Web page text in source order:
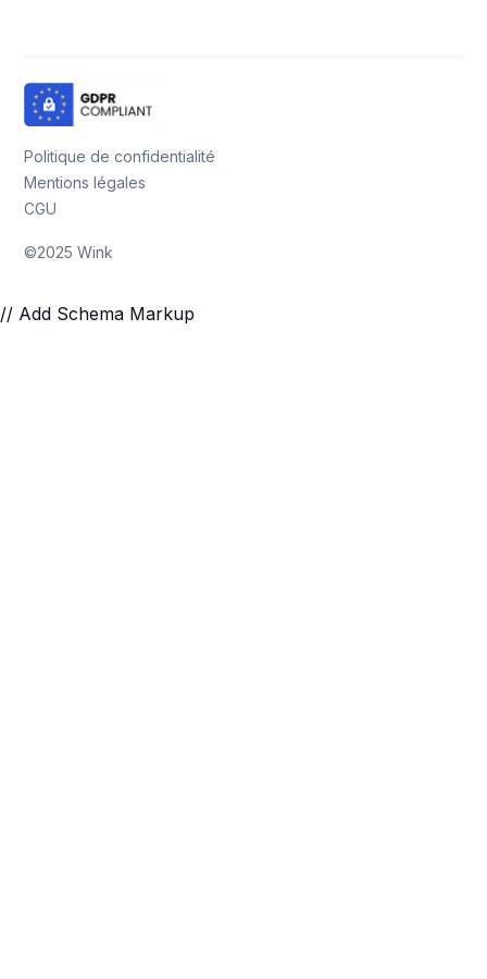
©2025 Wink
Politique de confidentialité
Mentions légales
CGU
// Add Schema Markup